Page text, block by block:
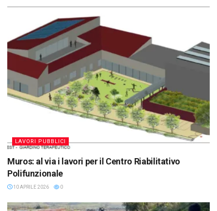
LAVORI PUBBLICI
Muros: al via i lavori per il Centro Riabilitativo
Polifunzionale
10 APRILE 2026 0